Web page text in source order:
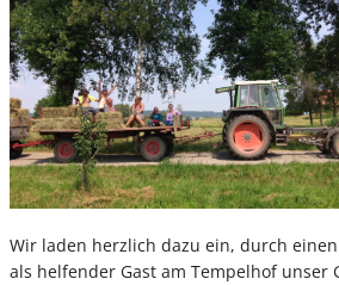
Wir laden herzlich dazu ein, durch
als helfender Gast am Tempelhof unser